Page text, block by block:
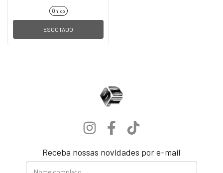
Único
ESGOTADO
Receba nossas novidades por e-mail